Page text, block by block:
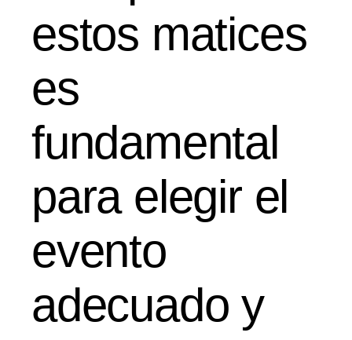
estos matices
es
fundamental
para elegir el
evento
adecuado y